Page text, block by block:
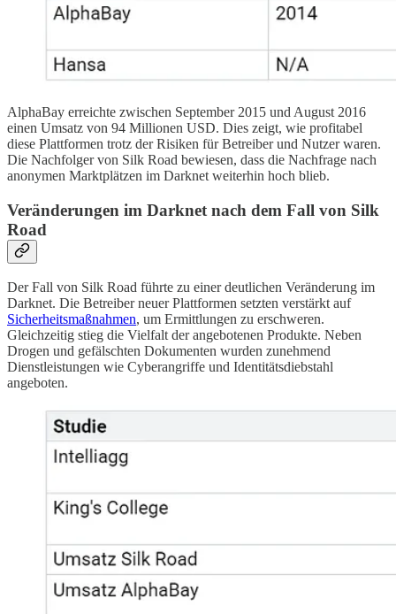
AlphaBay erreichte zwischen September 2015 und August 2016
einen Umsatz von 94 Millionen USD. Dies zeigt, wie profitabel
diese Plattformen trotz der Risiken für Betreiber und Nutzer waren.
Die Nachfolger von Silk Road bewiesen, dass die Nachfrage nach
anonymen Marktplätzen im Darknet weiterhin hoch blieb.
Veränderungen im Darknet nach dem Fall von Silk
Road
Der Fall von Silk Road führte zu einer deutlichen Veränderung im
Darknet. Die Betreiber neuer Plattformen setzten verstärkt auf
Sicherheitsmaßnahmen, um Ermittlungen zu erschweren.
Gleichzeitig stieg die Vielfalt der angebotenen Produkte. Neben
Drogen und gefälschten Dokumenten wurden zunehmend
Dienstleistungen wie Cyberangriffe und Identitätsdiebstahl
angeboten.